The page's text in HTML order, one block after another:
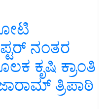
ನಂತರ
ಕೃಷಿ ಕ್ರಾಂತಿ
ತ್ರಿಪಾಠಿ